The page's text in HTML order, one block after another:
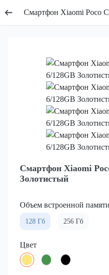
Смартфон Xiaomi Poco
Смартфон Xiaomi
Золотистый
Объем встроенной памяти
128 Гб 256 Гб
Цвет